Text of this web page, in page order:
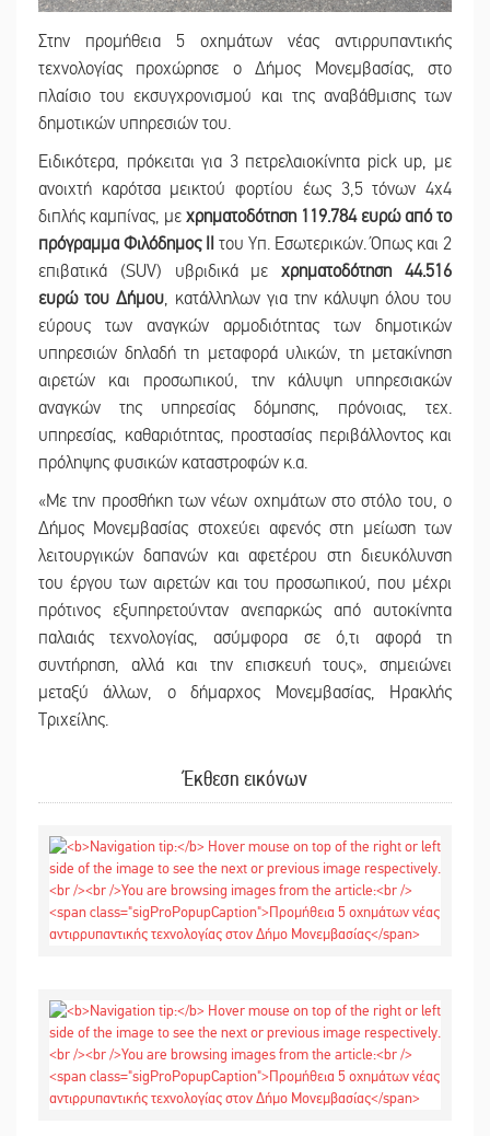
Στην προμήθεια 5 οχημάτων νέας αντιρρυπαντικής
τεχνολογίας προχώρησε ο Δήμος Μονεμβασίας, στο
πλαίσιο του εκσυγχρονισμού και της αναβάθμισης των
δημοτικών υπηρεσιών του.
Ειδικότερα, πρόκειται για 3 πετρελαιοκίνητα pick up, με
ανοιχτή καρότσα μεικτού φορτίου έως 3,5 τόνων 4x4
διπλής καμπίνας, με χρηματοδότηση 119.784 ευρώ από το
πρόγραμμα Φιλόδημος ΙΙ του Υπ. Εσωτερικών. Όπως και 2
επιβατικά (SUV) υβριδικά μεχρηματοδότηση 44.516
ευρώ του Δήμου, κατάλληλων για την κάλυψη όλου του
εύρους των αναγκών αρμοδιότητας των δημοτικών
υπηρεσιών δηλαδή τη μεταφορά υλικών, τη μετακίνηση
αιρετών και προσωπικού, την κάλυψη υπηρεσιακών
αναγκών της υπηρεσίας δόμησης, πρόνοιας, τεχ.
υπηρεσίας, καθαριότητας, προστασίας περιβάλλοντος και
πρόληψης φυσικών καταστροφών κ.α.
«Με την προσθήκη των νέων οχημάτων στο στόλο του, ο
Δήμος Μονεμβασίας στοχεύει αφενός στη μείωση των
λειτουργικών δαπανών και αφετέρου στη διευκόλυνση
του έργου των αιρετών και του προσωπικού, που μέχρι
πρότινος εξυπηρετούνταν ανεπαρκώς από αυτοκίνητα
παλαιάς τεχνολογίας, ασύμφορα σε ό,τι αφορά τη
συντήρηση, αλλά και την επισκευή τους», σημειώνει
μεταξύ άλλων, ο δήμαρχος Μονεμβασίας, Ηρακλής
Τριχείλης.
Έκθεση εικόνων